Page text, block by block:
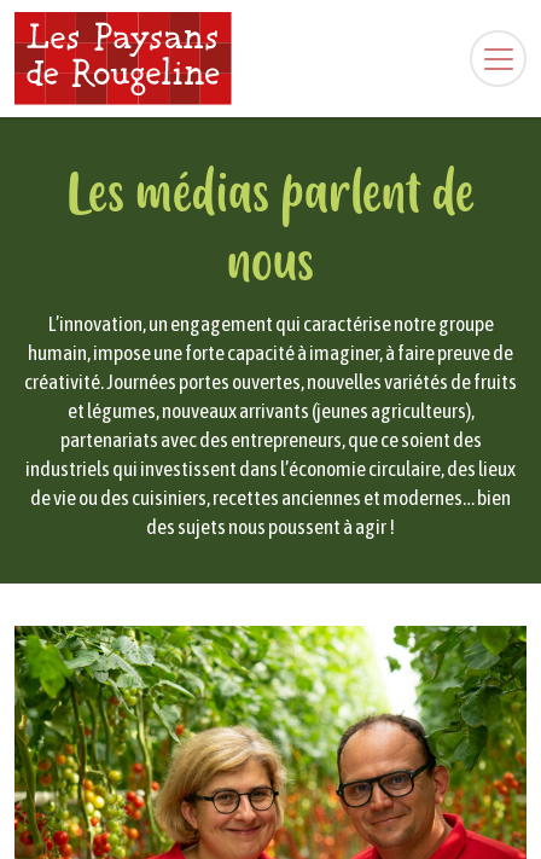
Les médias parlent de
nous
L’innovation, un engagement qui caractérise notre groupe
humain, impose une forte capacité à imaginer, à faire preuve de
créativité. Journées portes ouvertes, nouvelles variétés de fruits
et légumes, nouveaux arrivants (jeunes agriculteurs),
partenariats avec des entrepreneurs, que ce soient des
industriels qui investissent dans l’économie circulaire, des lieux
de vie ou des cuisiniers, recettes anciennes et modernes… bien
des sujets nous poussent à agir !